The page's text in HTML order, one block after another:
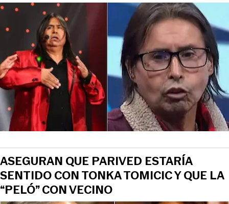
View this post on Instagram
ASEGURAN QUE PARIVED ESTARÍA
SENTIDO CON TONKA TOMICIC Y QUE LA
“PELÓ” CON VECINO